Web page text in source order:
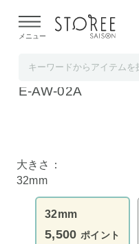
よる配送遅延が発生してお
メニュー
MTG ReFa CURL
E-AW-02A
大きさ：
32mm
32mm
5,500 ポイント